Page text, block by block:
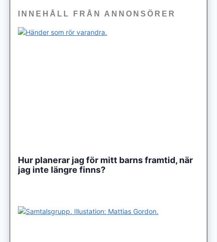
INNEHÅLL FRÅN ANNONSÖRER
Hur planerar jag för mitt barns framtid, när
jag inte längre finns?